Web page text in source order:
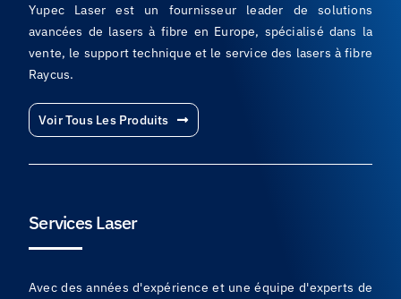
Yupec Laser est un fournisseur leader de solutions
avancées de lasers à fibre en Europe, spécialisé dans la
vente, le support technique et le service des lasers à fibre
Raycus.
Voir Tous Les Produits
Services Laser
Avec des années d'expérience et une équipe d'experts de